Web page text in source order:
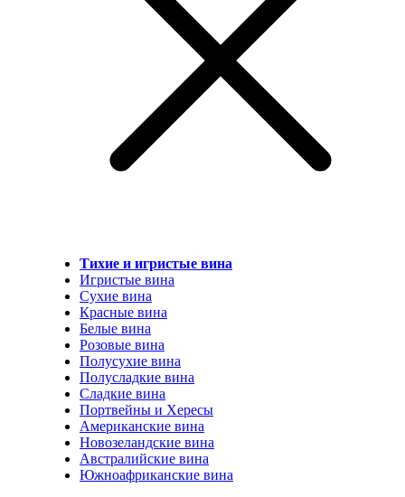
Тихие и игристые вина
Игристые вина
Сухие вина
Красные вина
Белые вина
Розовые вина
Полусухие вина
Полусладкие вина
Сладкие вина
Портвейны и Хересы
Американские вина
Новозеландские вина
Австралийские вина
Южноафриканские вина